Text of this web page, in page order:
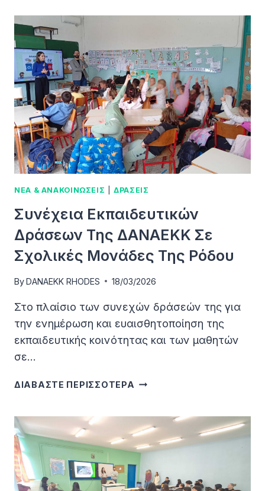
–
ΣΕ
ΤΡΟΧΙΆ
ΥΛΟΠΟΊΗΣΗΣ
Ο
ΣΧΕΔΙΑΣΜΌΣ
ΓΙΑ
ΤΑ
ΔΩΔΕΚΆΝΗΣΑ
ΝΕΑ & ΑΝΑΚΟΙΝΩΣΕΙΣ |ΔΡΑΣΕΙΣ
Συνέχεια Εκπαιδευτικών
Δράσεων Της ΔΑΝΑΕΚΚ Σε
Σχολικές Μονάδες Της Ρόδου
ByDANAEKK RHODES 18/03/2026
Στο πλαίσιο των συνεχών δράσεών της για
την ενημέρωση και ευαισθητοποίηση της
εκπαιδευτικής κοινότητας και των μαθητών
σε…
ΔΙΑΒΑΣΤΕ ΠΕΡΙΣΣΟΤΕΡΑ ΣΥΝΈΧΕΙΑ
ΤΗΣ
ΔΑΝΑΕΚΚ
ΣΕ
ΣΧΟΛΙΚΈΣ
ΜΟΝΆΔΕΣ